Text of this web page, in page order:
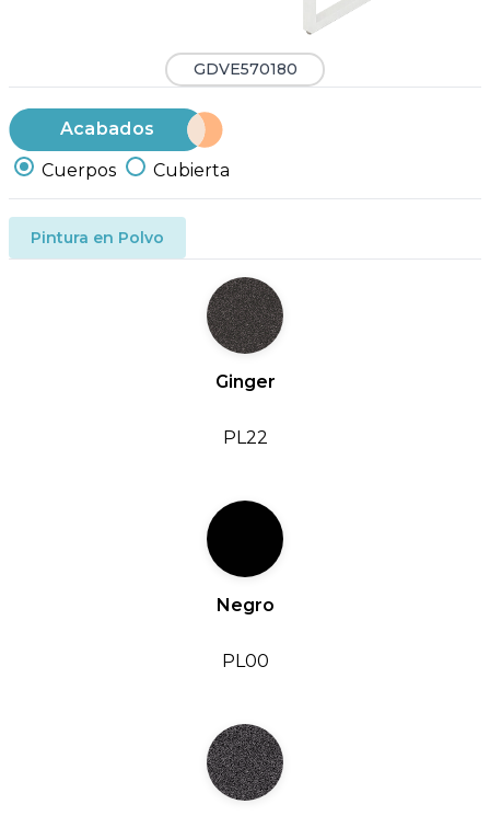
GDVE570180
Acabados
Cuerpos
Cubierta
Pintura en Polvo
Ginger
PL22
Negro
PL00